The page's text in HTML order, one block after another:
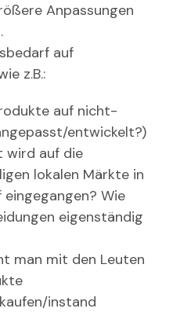
Anpassungen
auf
z.B.:
auf nicht-
entwickelt?)
wird auf die
lokalen Märkte in
Wie
eigenständig
man mit den Leuten
instand